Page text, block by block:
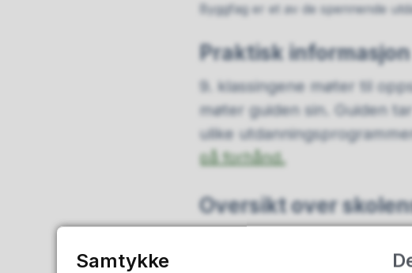
Byggfag er et av de spennende
Praktisk informasjon
9. klassingene møter til
møter guiden sin. Guiden
ulike
på forhånd.
Oversikt over
Samtykke